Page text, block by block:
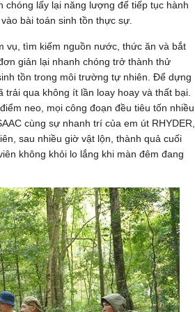
chóng lấy lại năng lượng để tiếp tục hành
bài toán sinh tồn thực sự.
vụ, tìm kiếm nguồn nước, thức ăn và bắt
giản lại nhanh chóng trở thành thử
tồn trong môi trường tự nhiên. Để dựng
trải qua không ít lần loay hoay và thất bại.
neo, mọi công đoạn đều tiêu tốn nhiều
cùng sự nhanh trí của em út RHYDER,
sau nhiều giờ vật lộn, thành quả cuối
không khỏi lo lắng khi màn đêm đang